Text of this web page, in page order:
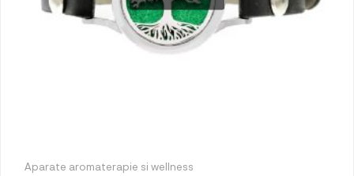
Aparate aromaterapie si wellness